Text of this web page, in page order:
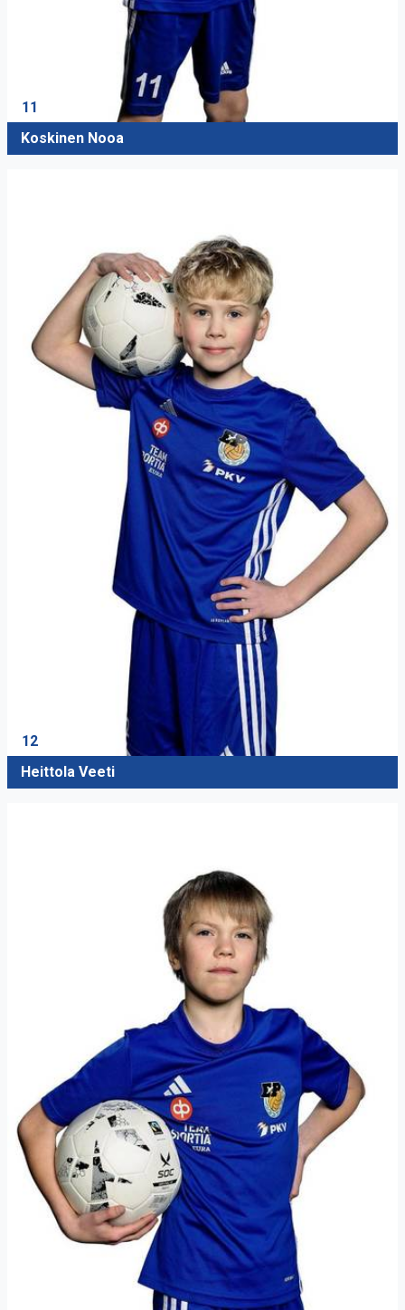
11
Koskinen Nooa
12
Heittola Veeti